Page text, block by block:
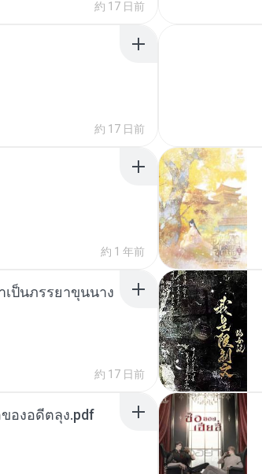
約 17 日前
約 17 日前
約 1 年前
เป็นภรรยาขุนนาง
約 17 日前
องอดีตลุง.pdf